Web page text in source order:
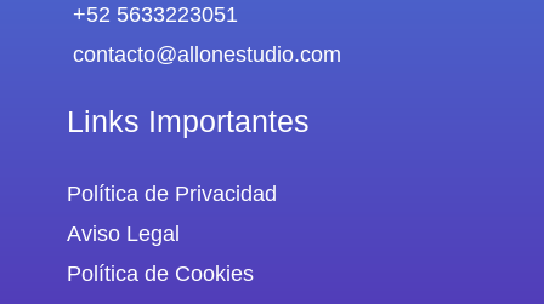
+52 5633223051
contacto@allonestudio.com
Links Importantes
Política de Privacidad
Aviso Legal
Política de Cookies